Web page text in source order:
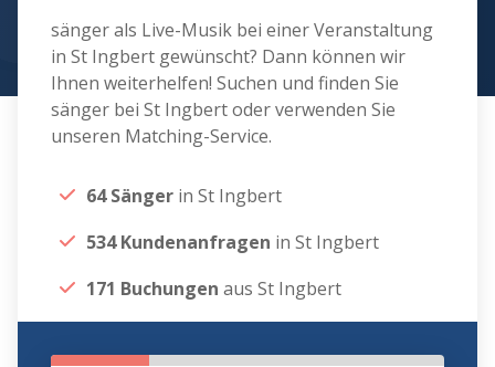
sänger als Live-Musik bei einer Veranstaltung
in St Ingbert gewünscht? Dann können wir
Ihnen weiterhelfen! Suchen und finden Sie
sänger bei St Ingbert oder verwenden Sie
unseren Matching-Service.
64 Sänger in St Ingbert
534 Kundenanfragen in St Ingbert
171 Buchungen aus St Ingbert